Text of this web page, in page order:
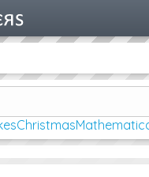
Facebook en Twitter!
Christmas